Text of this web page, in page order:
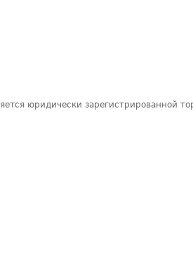
юридически зарегистрированной